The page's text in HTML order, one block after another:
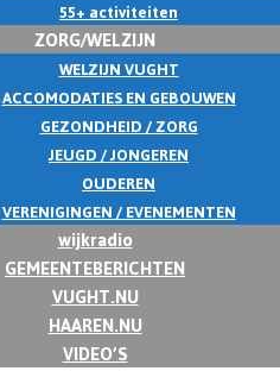
55+ activiteiten
ZORG/WELZIJN
WELZIJN VUGHT
ACCOMODATIES EN GEBOUWEN
GEZONDHEID / ZORG
JEUGD / JONGEREN
OUDEREN
VERENIGINGEN / EVENEMENTEN
wijkradio
GEMEENTEBERICHTEN
VUGHT.NU
HAAREN.NU
VIDEO’S